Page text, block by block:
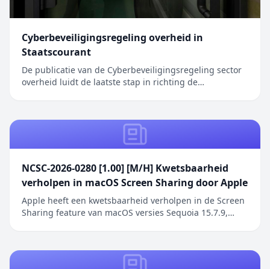
Cyberbeveiligingsregeling overheid in
Staatscourant
De publicatie van de Cyberbeveiligingsregeling sector
overheid luidt de laatste stap in richting de
Staatscourant verscheen eerst op Digitale Overheid.
NCSC-2026-0280 [1.00] [M/H] Kwetsbaarheid
verholpen in macOS Screen Sharing door Apple
Apple heeft een kwetsbaarheid verholpen in de Screen
Sharing feature van macOS versies Sequoia 15.7.9,
Sharing functionaliteit waarbij netwerkaanvallers
toegang kunnen verkrijgen zonder geldige